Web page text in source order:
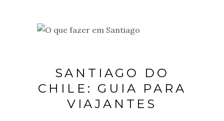
SANTIAGO DO
CHILE: GUIA PARA
VIAJANTES